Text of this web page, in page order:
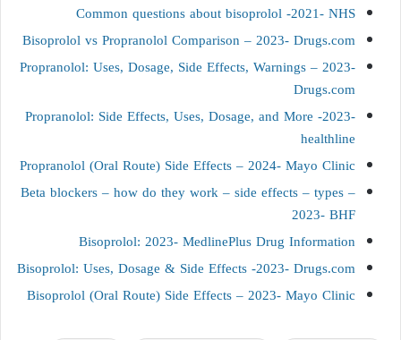
Common questions about bisoprolol -2021- NHS
Bisoprolol vs Propranolol Comparison – 2023- Drugs.com
Propranolol: Uses, Dosage, Side Effects, Warnings – 2023-
Drugs.com
Propranolol: Side Effects, Uses, Dosage, and More -2023-
healthline
Propranolol (Oral Route) Side Effects – 2024- Mayo Clinic
Beta blockers – how do they work – side effects – types –
2023- BHF
Bisoprolol: 2023- MedlinePlus Drug Information
Bisoprolol: Uses, Dosage & Side Effects -2023- Drugs.com
Bisoprolol (Oral Route) Side Effects – 2023- Mayo Clinic